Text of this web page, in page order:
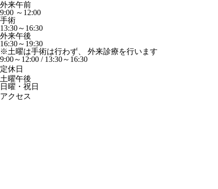
外来午前
9:00 ～12:00
手術
13:30～16:30
外来午後
16:30～19:30
※土曜は手術は行わず、 外来診療を行います
9:00～12:00 / 13:30～16:30
定休日
土曜午後
日曜・祝日
アクセス